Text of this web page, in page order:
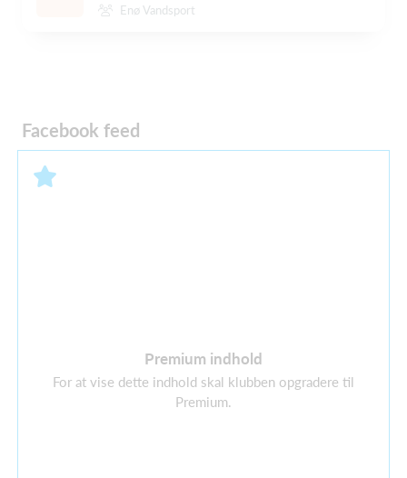
Enø Vandsport
Facebook feed
Premium indhold
For at vise dette indhold skal klubben opgradere til
Premium.